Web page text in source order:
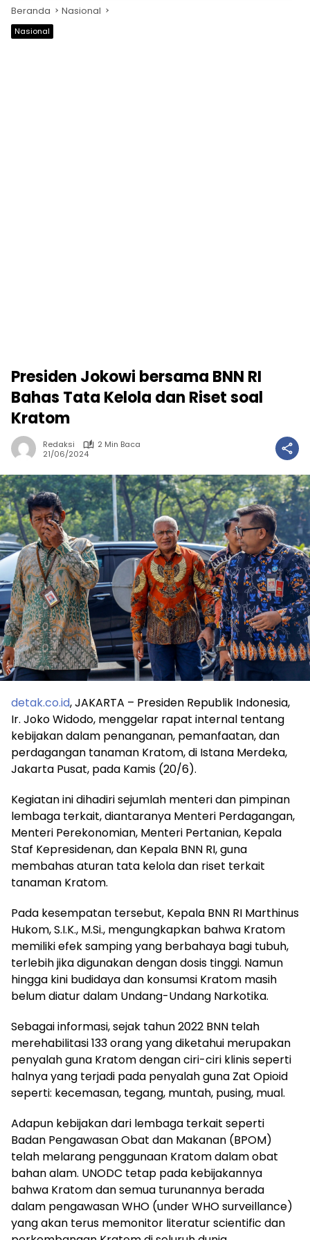
Beranda Nasional
Nasional
Presiden Jokowi bersama BNN RI
Bahas Tata Kelola dan Riset soal
Kratom
Redaksi
2 Min Baca
21/06/2024
detak.co.id, JAKARTA – Presiden Republik Indonesia,
Ir. Joko Widodo, menggelar rapat internal tentang
kebijakan dalam penanganan, pemanfaatan, dan
perdagangan tanaman Kratom, di Istana Merdeka,
Jakarta Pusat, pada Kamis (20/6).
Kegiatan ini dihadiri sejumlah menteri dan pimpinan
lembaga terkait, diantaranya Menteri Perdagangan,
Menteri Perekonomian, Menteri Pertanian, Kepala
Staf Kepresidenan, dan Kepala BNN RI, guna
membahas aturan tata kelola dan riset terkait
tanaman Kratom.
Pada kesempatan tersebut, Kepala BNN RI Marthinus
Hukom, S.I.K., M.Si., mengungkapkan bahwa Kratom
memiliki efek samping yang berbahaya bagi tubuh,
terlebih jika digunakan dengan dosis tinggi. Namun
hingga kini budidaya dan konsumsi Kratom masih
belum diatur dalam Undang-Undang Narkotika.
Sebagai informasi, sejak tahun 2022 BNN telah
merehabilitasi 133 orang yang diketahui merupakan
penyalah guna Kratom dengan ciri-ciri klinis seperti
halnya yang terjadi pada penyalah guna Zat Opioid
seperti: kecemasan, tegang, muntah, pusing, mual.
Adapun kebijakan dari lembaga terkait seperti
Badan Pengawasan Obat dan Makanan (BPOM)
telah melarang penggunaan Kratom dalam obat
bahan alam. UNODC tetap pada kebijakannya
bahwa Kratom dan semua turunannya berada
dalam pengawasan WHO (under WHO surveillance)
yang akan terus memonitor literatur scientific dan